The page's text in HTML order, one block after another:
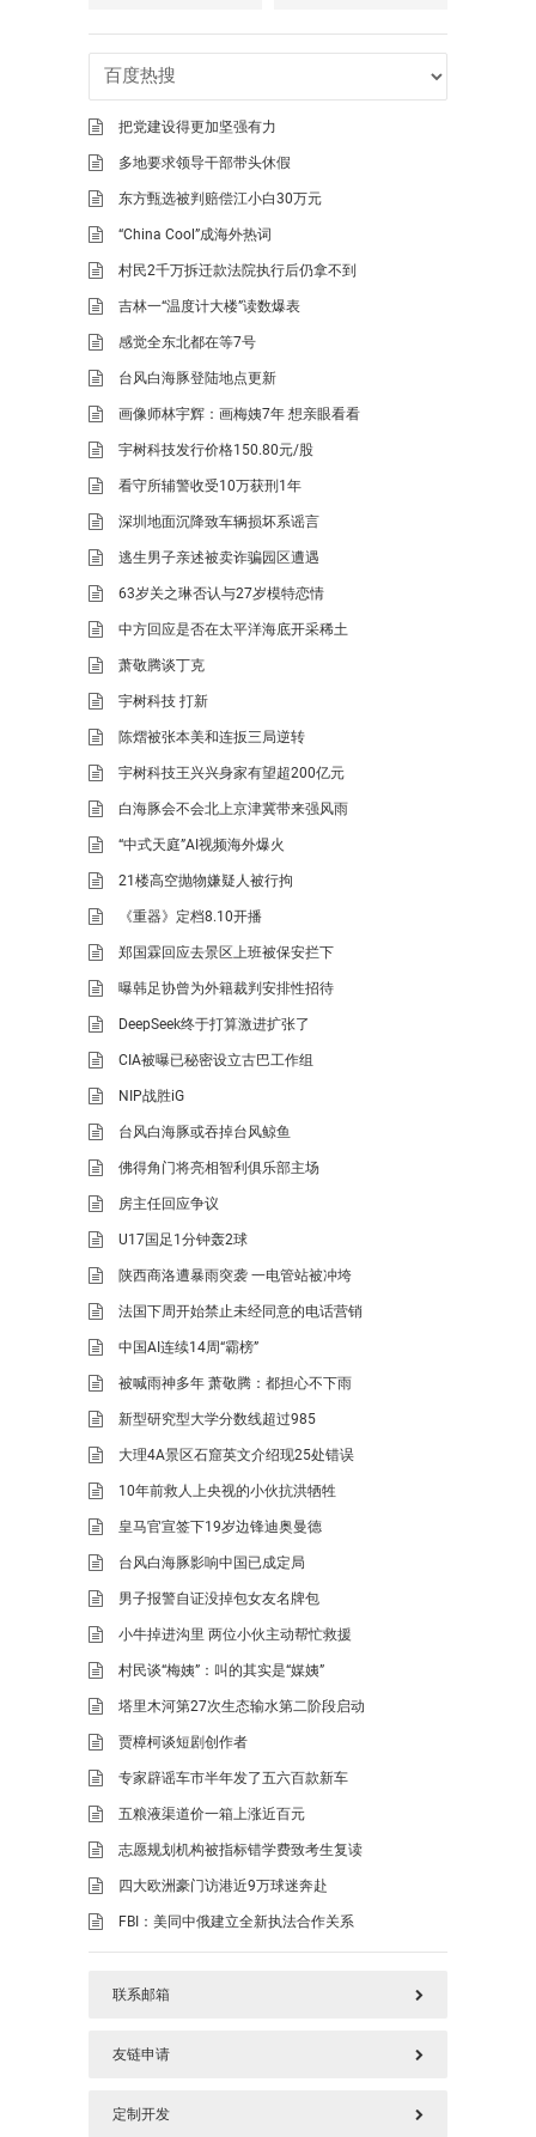
把党建设得更加坚强有力
多地要求领导干部带头休假
东方甄选被判赔偿江小白30万元
“China Cool”成海外热词
村民2千万拆迁款法院执行后仍拿不到
吉林一“温度计大楼”读数爆表
感觉全东北都在等7号
台风白海豚登陆地点更新
画像师林宇辉：画梅姨7年 想亲眼看看
宇树科技发行价格150.80元/股
看守所辅警收受10万获刑1年
深圳地面沉降致车辆损坏系谣言
逃生男子亲述被卖诈骗园区遭遇
63岁关之琳否认与27岁模特恋情
中方回应是否在太平洋海底开采稀土
萧敬腾谈丁克
宇树科技 打新
陈熠被张本美和连扳三局逆转
宇树科技王兴兴身家有望超200亿元
白海豚会不会北上京津冀带来强风雨
“中式天庭”AI视频海外爆火
21楼高空抛物嫌疑人被行拘
《重器》定档8.10开播
郑国霖回应去景区上班被保安拦下
曝韩足协曾为外籍裁判安排性招待
DeepSeek终于打算激进扩张了
CIA被曝已秘密设立古巴工作组
NIP战胜iG
台风白海豚或吞掉台风鲸鱼
佛得角门将亮相智利俱乐部主场
房主任回应争议
U17国足1分钟轰2球
陕西商洛遭暴雨突袭 一电管站被冲垮
法国下周开始禁止未经同意的电话营销
中国AI连续14周“霸榜”
被喊雨神多年 萧敬腾：都担心不下雨
新型研究型大学分数线超过985
大理4A景区石窟英文介绍现25处错误
10年前救人上央视的小伙抗洪牺牲
皇马官宣签下19岁边锋迪奥曼德
台风白海豚影响中国已成定局
男子报警自证没掉包女友名牌包
小牛掉进沟里 两位小伙主动帮忙救援
村民谈“梅姨”：叫的其实是“媒姨”
塔里木河第27次生态输水第二阶段启动
贾樟柯谈短剧创作者
专家辟谣车市半年发了五六百款新车
五粮液渠道价一箱上涨近百元
志愿规划机构被指标错学费致考生复读
四大欧洲豪门访港近9万球迷奔赴
FBI：美同中俄建立全新执法合作关系
联系邮箱
577125669@qq.com
友链申请
请加好本站链接后，把您链接发上面邮箱
定制开发